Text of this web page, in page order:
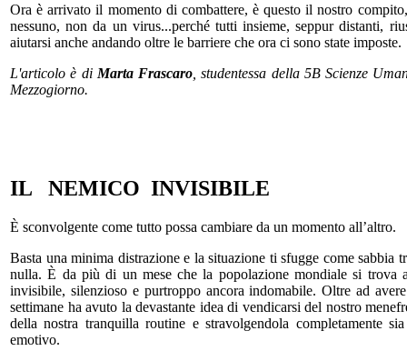
Ora è arrivato il momento di combattere, è questo il nostro
nessuno, non da un virus...perché tutti insieme, seppur distanti,
aiutarsi anche andando oltre le barriere che ora ci sono state imposte.
L'articolo è di Marta Frascaro , studentessa della 5B Scienze
Mezzogiorno.
IL NEMICO INVISIBILE
È sconvolgente come tutto possa cambiare da un momento all’altro.
Basta una minima distrazione e la situazione ti sfugge come
nulla. È da più di un mese che la popolazione mondiale si
invisibile, silenzioso e purtroppo ancora indomabile. Oltre ad
settimane ha avuto la devastante idea di vendicarsi del nostro
della nostra tranquilla routine e stravolgendola completamente
emotivo.